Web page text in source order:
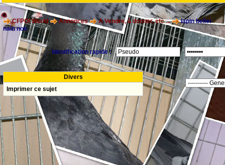
CFPOI World Annonces A Vendre, à donner, etc ...
lapin belier
nain noir
Identification rapide :
Divers
Imprimer ce sujet